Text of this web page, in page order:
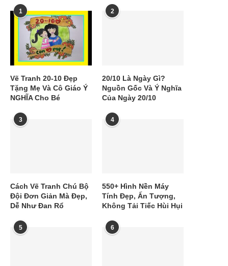
1
Vẽ Tranh 20-10 Đẹp
Tặng Mẹ Và Cô Giáo Ý
NGHĨA Cho Bé
2
20/10 Là Ngày Gì?
Nguồn Gốc Và Ý Nghĩa
Của Ngày 20/10
3
Cách Vẽ Tranh Chú Bộ
Đội Đơn Giản Mà Đẹp,
Dễ Như Đan Rổ
4
550+ Hình Nền Máy
Tính Đẹp, Ấn Tượng,
Không Tải Tiếc Hùi Hụi
5 6